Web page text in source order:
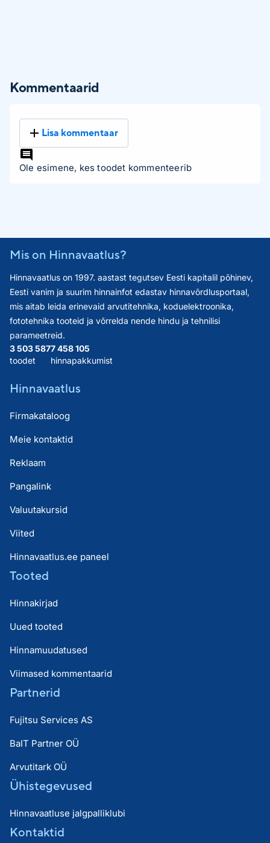
Kommentaarid
Lisa kommentaar
Ole esimene, kes toodet kommenteerib
Mis on Hinnavaatlus?
Hinnavaatlus on 1997. aastast tegutsev Eesti kapitalil põhinev,
Eesti vanim ja suurim hinnainfot edastav hinnavõrdlusportaal,
mis aitab leida erinevaid arvutitehnika, koduelektroonika,
fototehnika tooteid ja võrrelda nende hindu ja tehnilisi
parameetreid.
3 503 587
toodet
7 458 105
hinnapakkumist
Hinnavaatlus
Firmakataloog
Meie kontaktid
Reklaam
Pangalink
Valuutakursid
Viited
Hinnavaatlus.ee paneel
Tooted
Hinnakirjad
Uued tooted
Hinnamuudatused
Viimased kommentaarid
Partnerid
Fujitsu Services AS
BaIT Partner OÜ
Arvutitark OÜ
Ühistegevused
Hinnavaatluse jalgpalliklubi
Kontaktid